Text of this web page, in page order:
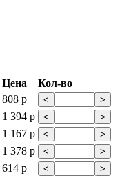
Цена
Кол-во
808 р < >
1 394 р < >
1 167 р < >
1 378 р < >
614 р < >